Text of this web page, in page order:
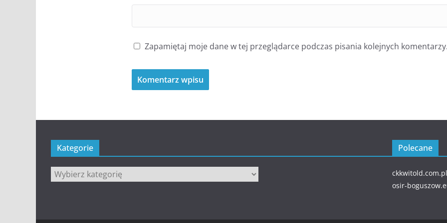
Zapamiętaj moje dane w tej przeglądarce podczas pisania kolejnych komentarzy.
Kategorie
Kategorie
Polecane
ckkwitold.com.pl
osir-